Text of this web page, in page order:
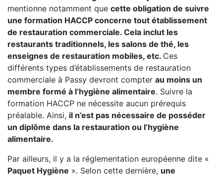
mentionne notamment que cette obligation de suivre
une formation HACCP concerne tout établissement
de restauration commerciale. Cela inclut les
restaurants traditionnels, les salons de thé, les
enseignes de restauration mobiles, etc. Ces
différents types d’établissements de restauration
commerciale à Passy devront compter au moins un
membre formé à l’hygiène alimentaire. Suivre la
formation HACCP ne nécessite aucun prérequis
préalable. Ainsi, il n’est pas nécessaire de posséder
un diplôme dans la restauration ou l’hygiène
alimentaire.
Par ailleurs, il y a la réglementation européenne dite «
Paquet Hygiène ». Selon cette dernière, une